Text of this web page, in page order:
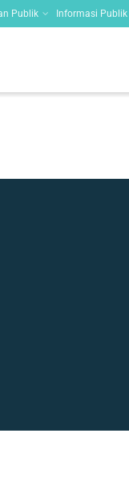
Publik Informasi Publik
Barat